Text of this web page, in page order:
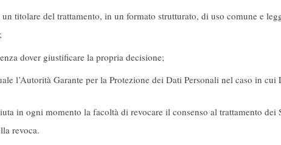
titolare del trattamento, in un formato strutturato, di uso comune e
dover giustificare la propria decisione;
l’Autorità Garante per la Protezione dei Dati Personali nel caso in
in ogni momento la facoltà di revocare il consenso al trattamento
revoca.